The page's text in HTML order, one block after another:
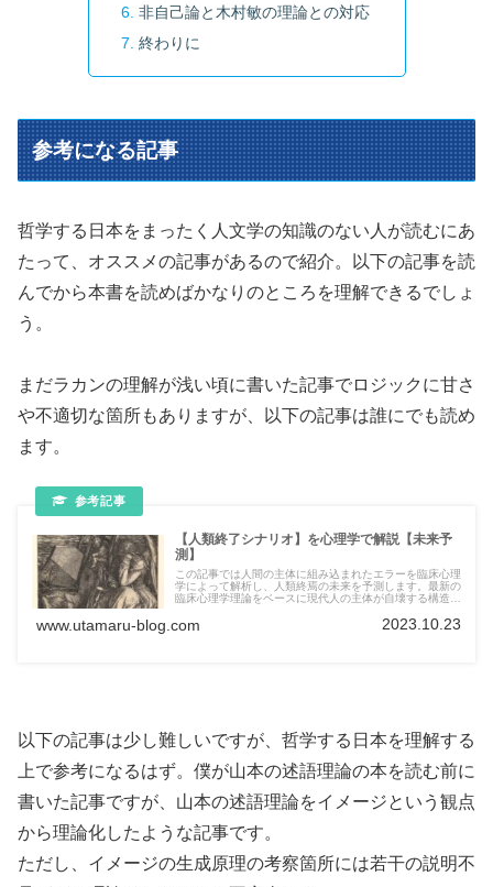
非自己論と木村敏の理論との対応
終わりに
参考になる記事
哲学する日本をまったく人文学の知識のない人が読むにあ
たって、オススメの記事があるので紹介。以下の記事を読
んでから本書を読めばかなりのところを理解できるでしょ
う。
まだラカンの理解が浅い頃に書いた記事でロジックに甘さ
や不適切な箇所もありますが、以下の記事は誰にでも読め
ます。
【人類終了シナリオ】を心理学で解説【未来予
測】
この記事では人間の主体に組み込まれたエラーを臨床心理
学によって解析し、人類終焉の未来を予測します。最新の
臨床心理学理論をベースに現代人の主体が自壊する構造を
www.utamaru-blog.com 2023.10.23
以下の記事は少し難しいですが、哲学する日本を理解する
上で参考になるはず。僕が山本の述語理論の本を読む前に
書いた記事ですが、山本の述語理論をイメージという観点
から理論化したような記事です。
ただし、イメージの生成原理の考察箇所には若干の説明不